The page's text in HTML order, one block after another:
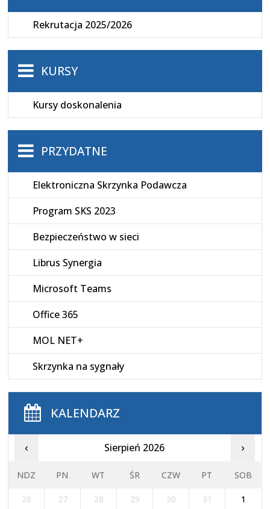
Rekrutacja 2025/2026
KURSY
Kursy doskonalenia
PRZYDATNE
Elektroniczna Skrzynka Podawcza
Program SKS 2023
Bezpieczeństwo w sieci
Librus Synergia
Microsoft Teams
Office 365
MOL NET+
Skrzynka na sygnały
KALENDARZ
‹ Sierpień 2026 ›
NDZ PN WT ŚR CZW PT SOB
26 27 28 29 30 31
1